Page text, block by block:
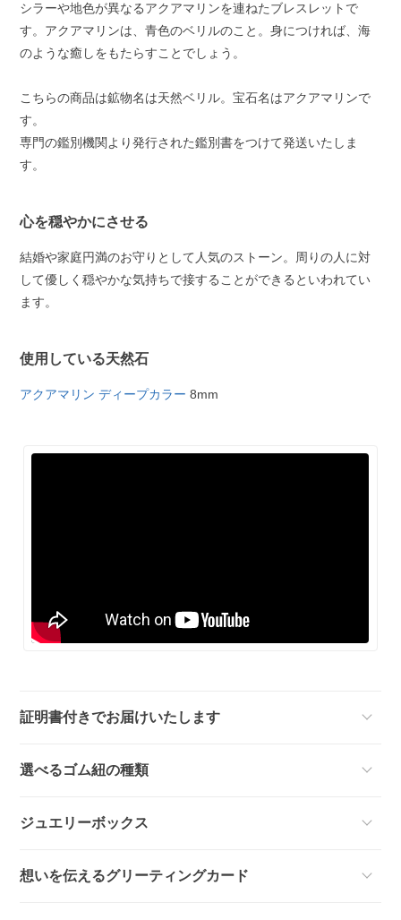
シラーや地色が異なるアクアマリンを連ねたブレスレットで
す。アクアマリンは、青色のベリルのこと。身につければ、海
のような癒しをもたらすことでしょう。
こちらの商品は鉱物名は天然ベリル。宝石名はアクアマリンで
す。
専門の鑑別機関より発行された鑑別書をつけて発送いたしま
す。
心を穏やかにさせる
結婚や家庭円満のお守りとして人気のストーン。周りの人に対
して優しく穏やかな気持ちで接することができるといわれてい
ます。
使用している天然石
アクアマリン ディープカラー 8mm
証明書付きでお届けいたします
選べるゴム紐の種類
ジュエリーボックス
想いを伝えるグリーティングカード